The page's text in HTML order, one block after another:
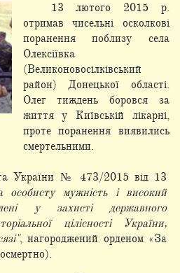
13 лютого 2015 р.
отримав чисельні осколкові
поранення поблизу села
Олексіївка
(Великоновосілківський
район) Донецької області.
Олег тиждень боровся за
життя у Київській лікарні,
проте поранення виявились
смертельними.
України № 473/2015 від 13
особисту мужність і високий
у захисті державного
цілісності України,
, нагороджений орденом «За